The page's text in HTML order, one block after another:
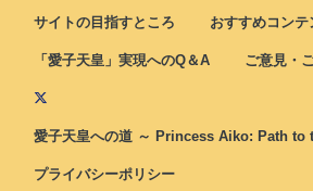
サイトの目指すところ おすすめコンテ
「愛子天皇」実現へのQ＆A ご意見・
愛子天皇への道 ～ Princess Aiko: Path to
プライバシーポリシー